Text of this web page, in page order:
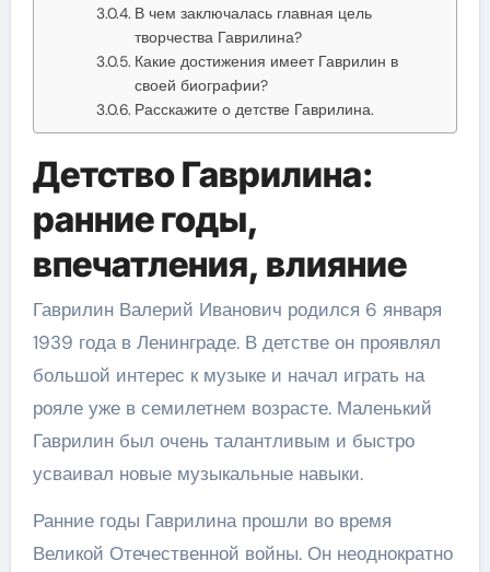
В чем заключалась главная цель
творчества Гаврилина?
Какие достижения имеет Гаврилин в
своей биографии?
Расскажите о детстве Гаврилина.
Детство Гаврилина:
ранние годы,
впечатления, влияние
Гаврилин Валерий Иванович родился 6 января
1939 года в Ленинграде. В детстве он проявлял
большой интерес к музыке и начал играть на
рояле уже в семилетнем возрасте. Маленький
Гаврилин был очень талантливым и быстро
усваивал новые музыкальные навыки.
Ранние годы Гаврилина прошли во время
Великой Отечественной войны. Он неоднократно